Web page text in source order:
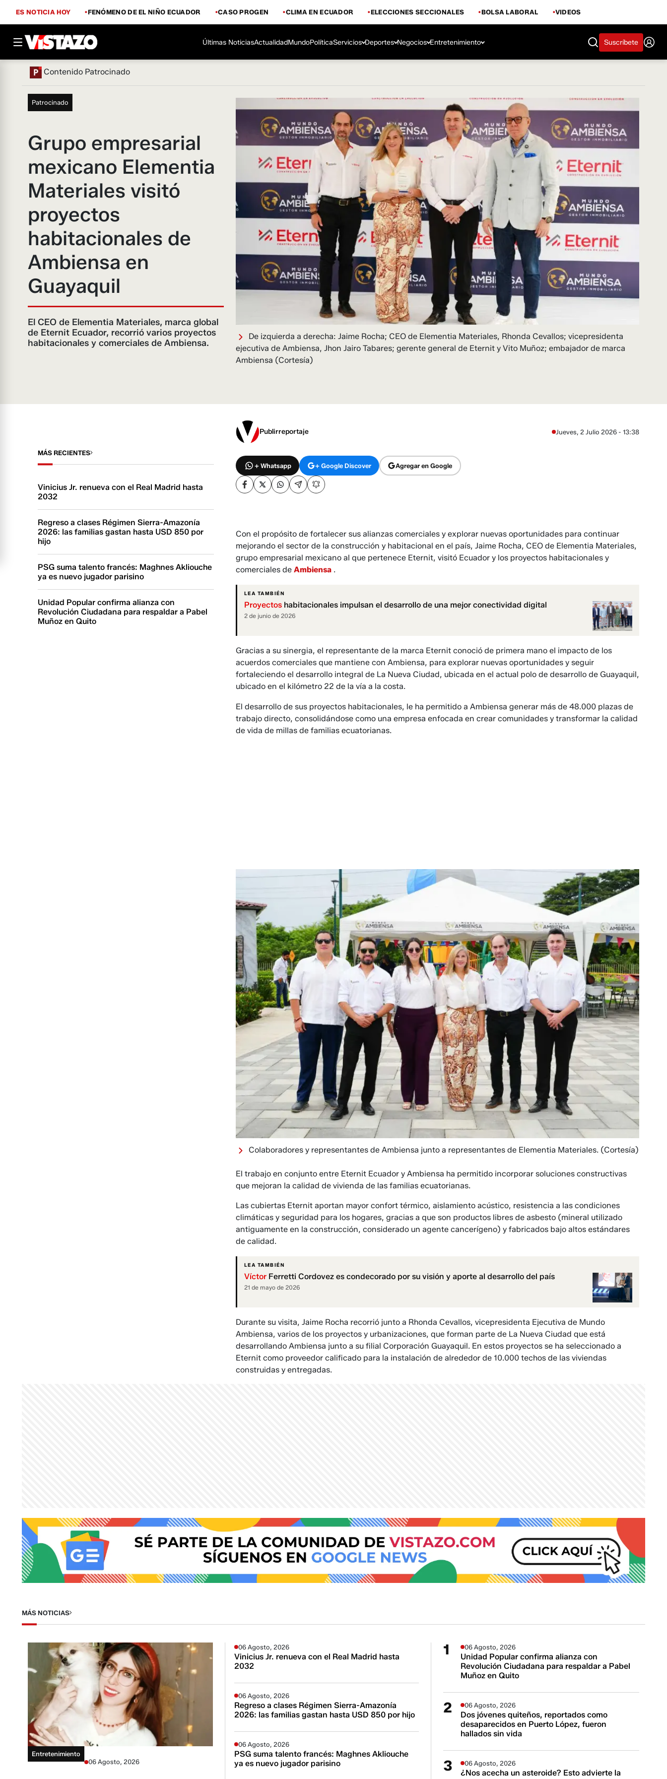
ES NOTICIA HOY FENÓMENO DE EL NIÑO ECUADOR CASO PROGEN CLIMA EN ECUADOR ELECCIONES SECCIONALES BOLSA LABORAL VIDEOS
Últimas NoticiasActualidadMundoPolíticaServicios Deportes Negocios Entretenimiento Suscríbete
Contenido Patrocinado
Patrocinado
Grupo empresarial
mexicano Elementia
Materiales visitó
proyectos
habitacionales de
Ambiensa en
Guayaquil
El CEO de Elementia Materiales, marca global
de Eternit Ecuador, recorrió varios proyectos
habitacionales y comerciales de Ambiensa.
De izquierda a derecha: Jaime Rocha; CEO de Elementia Materiales, Rhonda Cevallos; vicepresidenta
ejecutiva de Ambiensa, Jhon Jairo Tabares; gerente general de Eternit y Vito Muñoz; embajador de marca
Ambiensa (Cortesía)
MÁS RECIENTES
Vinicius Jr. renueva con el Real Madrid hasta
2032
Regreso a clases Régimen Sierra-Amazonía
2026: las familias gastan hasta USD 850 por
hijo
PSG suma talento francés: Maghnes Akliouche
ya es nuevo jugador parisino
Unidad Popular confirma alianza con
Revolución Ciudadana para respaldar a Pabel
Muñoz en Quito
Publirreportaje Jueves, 2 Julio 2026 - 13:38
+ Whatsapp + Google Discover Agregar en Google
Con el propósito de fortalecer sus alianzas comerciales y explorar nuevas oportunidades para continuar
mejorando el sector de la construcción y habitacional en el país, Jaime Rocha, CEO de Elementia Materiales,
grupo empresarial mexicano al que pertenece Eternit, visitó Ecuador y los proyectos habitacionales y
comerciales de Ambiensa.
LEA TAMBIÉN
Proyectoshabitacionales impulsan el desarrollo de una mejor conectividad digital
2 de junio de 2026
Gracias a su sinergia, el representante de la marca Eternit conoció de primera mano el impacto de los
acuerdos comerciales que mantiene con Ambiensa, para explorar nuevas oportunidades y seguir
fortaleciendo el desarrollo integral de La Nueva Ciudad, ubicada en el actual polo de desarrollo de Guayaquil,
ubicado en el kilómetro 22 de la vía a la costa.
El desarrollo de sus proyectos habitacionales, le ha permitido a Ambiensa generar más de 48.000 plazas de
trabajo directo, consolidándose como una empresa enfocada en crear comunidades y transformar la calidad
de vida de millas de familias ecuatorianas.
Colaboradores y representantes de Ambiensa junto a representantes de Elementia Materiales. (Cortesía)
El trabajo en conjunto entre Eternit Ecuador y Ambiensa ha permitido incorporar soluciones constructivas
que mejoran la calidad de vivienda de las familias ecuatorianas.
Las cubiertas Eternit aportan mayor confort térmico, aislamiento acústico, resistencia a las condiciones
climáticas y seguridad para los hogares, gracias a que son productos libres de asbesto (mineral utilizado
antiguamente en la construcción, considerado un agente cancerígeno) y fabricados bajo altos estándares
de calidad.
LEA TAMBIÉN
VíctorFerretti Cordovez es condecorado por su visión y aporte al desarrollo del país
21 de mayo de 2026
Durante su visita, Jaime Rocha recorrió junto a Rhonda Cevallos, vicepresidenta Ejecutiva de Mundo
Ambiensa, varios de los proyectos y urbanizaciones, que forman parte de La Nueva Ciudad que está
desarrollando Ambiensa junto a su filial Corporación Guayaquil. En estos proyectos se ha seleccionado a
Eternit como proveedor calificado para la instalación de alrededor de 10.000 techos de las viviendas
construidas y entregadas.
MÁS NOTICIAS
Entretenimiento
06 Agosto, 2026
06 Agosto, 2026
Vinicius Jr. renueva con el Real Madrid hasta
2032
06 Agosto, 2026
Regreso a clases Régimen Sierra-Amazonía
2026: las familias gastan hasta USD 850 por hijo
06 Agosto, 2026
PSG suma talento francés: Maghnes Akliouche
ya es nuevo jugador parisino
06 Agosto, 2026
Unidad Popular confirma alianza con
Revolución Ciudadana para respaldar a Pabel
Muñoz en Quito
06 Agosto, 2026
Dos jóvenes quiteños, reportados como
desaparecidos en Puerto López, fueron
hallados sin vida
06 Agosto, 2026
¿Nos acecha un asteroide? Esto advierte la